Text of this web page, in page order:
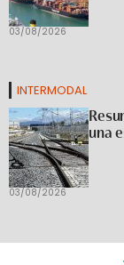
03/08/2026
INTERMODAL
una
03/08/2026